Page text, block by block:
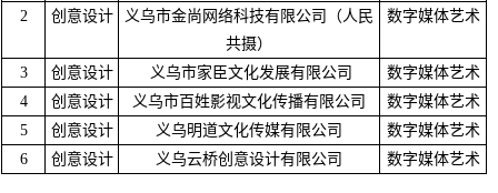
2
创意设计
义乌市金尚网络科技有限公司（人民
共摄）
数字媒体艺术
3 创意设计 义乌市家臣文化发展有限公司
数字媒体艺术
4
创意设计 义乌市百姓影视文化传播有限公司
数字媒体艺术
5
创意设计 义乌明道文化传媒有限公司
数字媒体艺术
6
创意设计 义乌云桥创意设计有限公司 数字媒体艺术